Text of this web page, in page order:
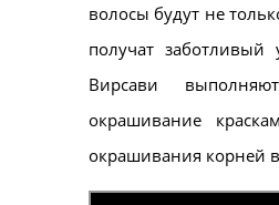
волосы будут не
получат заботливый
Вирсави
окрашивание
окрашивания корней